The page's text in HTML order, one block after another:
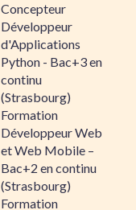
Concepteur
Développeur
d'Applications
Python - Bac+3 en
continu
(Strasbourg)
Formation
Développeur Web
et Web Mobile –
Bac+2 en continu
(Strasbourg)
Formation